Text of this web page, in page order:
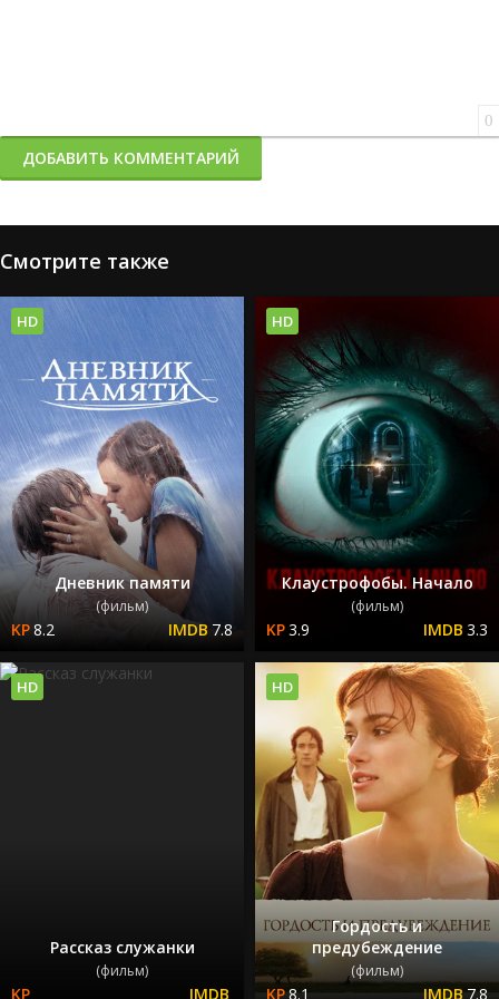
0
ДОБАВИТЬ КОММЕНТАРИЙ
Смотрите также
Дневник памяти
(фильм)
8.2 7.8
HD
Клаустрофобы. Начало
(фильм)
3.9 3.3
HD
Рассказ служанки
(фильм)
HD
Гордость и
предубеждение
(фильм)
8.1 7.8
HD